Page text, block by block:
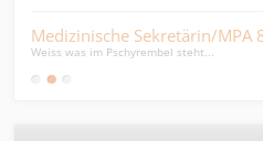
Medizinische Sekretärin/MPA
Weiss was im Pschyrembel steht...